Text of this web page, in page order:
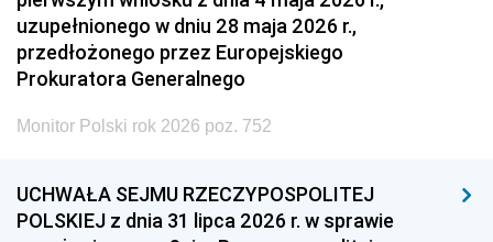
uzupełnionego w dniu 28 maja 2026 r.,
przedłożonego przez Europejskiego
Prokuratora Generalnego
Monitor Polski rok 2026 poz. 752
UCHWAŁA SEJMU RZECZYPOSPOLITEJ
POLSKIEJ z dnia 31 lipca 2026 r. w sprawie